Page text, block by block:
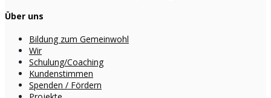
Über uns
Bildung zum Gemeinwohl
Wir
Schulung/Coaching
Kundenstimmen
Spenden / Fördern